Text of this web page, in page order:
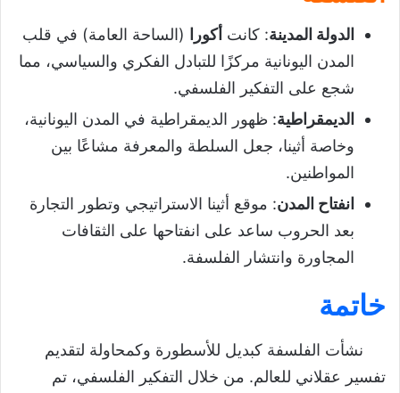
الدولة المدينة: كانت أكورا
(الساحة العامة) في قلب
المدن اليونانية مركزًا للتبادل الفكري والسياسي، مما
شجع على التفكير الفلسفي.
الديمقراطية: ظهور الديمقراطية في المدن اليونانية،
وخاصة أثينا، جعل السلطة والمعرفة مشاعًا بين
المواطنين.
انفتاح المدن: موقع أثينا الاستراتيجي وتطور التجارة
بعد الحروب ساعد على انفتاحها على الثقافات
المجاورة وانتشار الفلسفة.
خاتمة
نشأت الفلسفة كبديل للأسطورة وكمحاولة لتقديم
تفسير عقلاني للعالم. من خلال التفكير الفلسفي، تم